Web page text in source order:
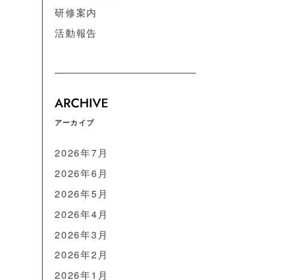
研修案内
活動報告
アーカイブ
2026年7月
2026年6月
2026年5月
2026年4月
2026年3月
2026年2月
2026年1月